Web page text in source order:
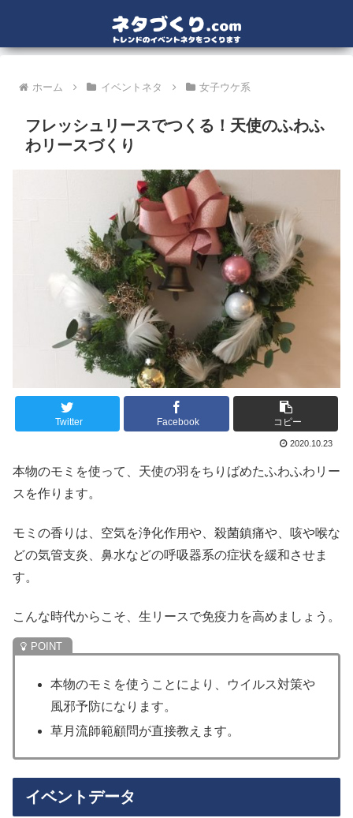
ホーム イベントネタ 女子ウケ系
フレッシュリースでつくる！天使のふわふ
わリースづくり
Twitter Facebook コピー
2020.10.23
本物のモミを使って、天使の羽をちりばめたふわふわリー
スを作ります。
モミの香りは、空気を浄化作用や、殺菌鎮痛や、咳や喉な
どの気管支炎、鼻水などの呼吸器系の症状を緩和させま
す。
こんな時代からこそ、生リースで免疫力を高めましょう。
本物のモミを使うことにより、ウイルス対策や
風邪予防になります。
草月流師範顧問が直接教えます。
イベントデータ